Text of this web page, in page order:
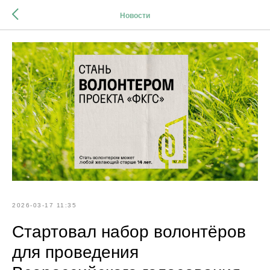
Новости
2026-03-17 11:35
Стартовал набор волонтёров
для проведения